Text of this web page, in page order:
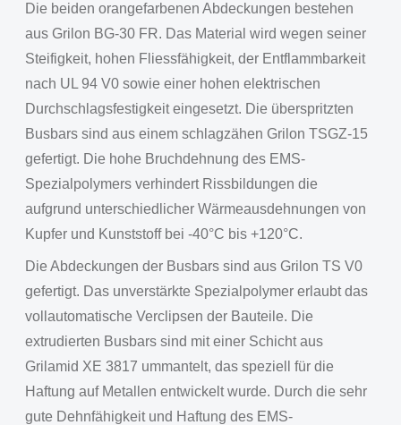
Die beiden orangefarbenen Abdeckungen bestehen
aus Grilon BG-30 FR. Das Material wird wegen seiner
Steifigkeit, hohen Fliessfähigkeit, der Entflammbarkeit
nach UL 94 V0 sowie einer hohen elektrischen
Durchschlagsfestigkeit eingesetzt. Die überspritzten
Busbars sind aus einem schlagzähen Grilon TSGZ-15
gefertigt. Die hohe Bruchdehnung des EMS-
Spezialpolymers verhindert Rissbildungen die
aufgrund unterschiedlicher Wärmeausdehnungen von
Kupfer und Kunststoff bei -40°C bis +120°C.
Die Abdeckungen der Busbars sind aus Grilon TS V0
gefertigt. Das unverstärkte Spezialpolymer erlaubt das
vollautomatische Verclipsen der Bauteile. Die
extrudierten Busbars sind mit einer Schicht aus
Grilamid XE 3817 ummantelt, das speziell für die
Haftung auf Metallen entwickelt wurde. Durch die sehr
gute Dehnfähigkeit und Haftung des EMS-